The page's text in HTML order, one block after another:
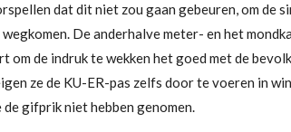
dat dit niet zou gaan gebeuren, om de
Deanderhalve meter- en het
om de indruk te wekken het goed met de
ze de KU-ER-pas zelfs door te voeren in
gifprik niet hebben genomen.